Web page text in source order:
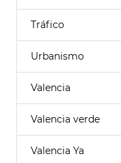
Tráfico
Urbanismo
Valencia
Valencia verde
Valencia Ya